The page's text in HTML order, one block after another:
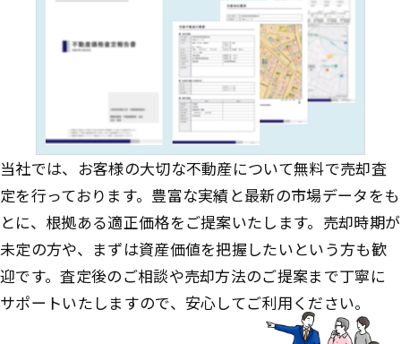
当社では、お客様の大切な不動産について無料で売却査
定を行っております。豊富な実績と最新の市場データをも
とに、根拠ある適正価格をご提案いたします。売却時期が
未定の方や、まずは資産価値を把握したいという方も歓
迎です。査定後のご相談や売却方法のご提案まで丁寧に
サポートいたしますので、安心してご利用ください。